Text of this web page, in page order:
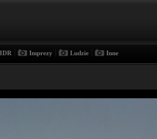
Imprezy Ludzie Inne